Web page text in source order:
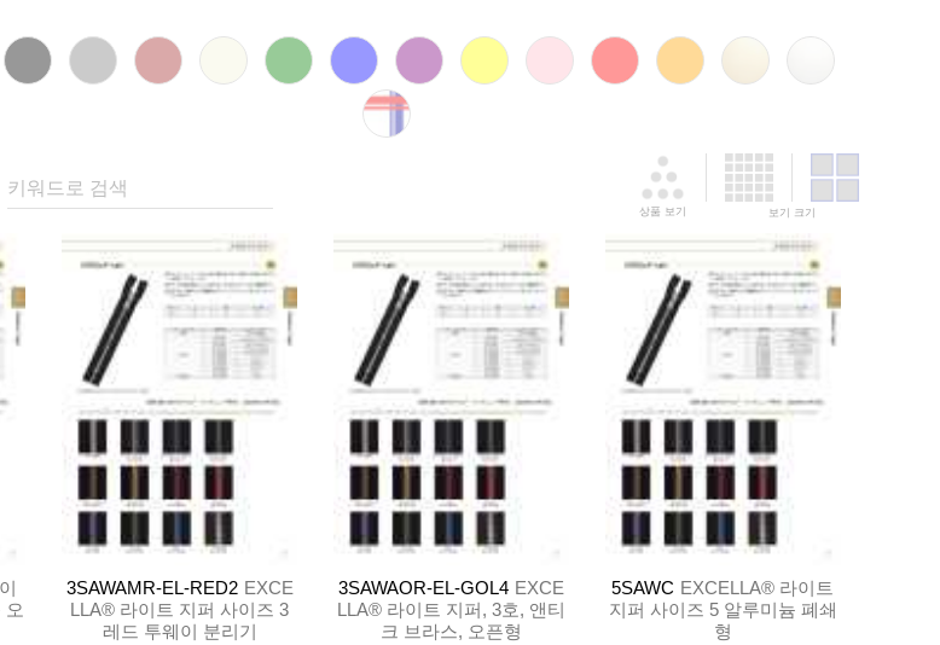
키워드로 검색
상품 보기 보기 크기
오
3SAWAMR-EL-RED2 EXCE
LLA® 라이트 지퍼 사이즈 3
레드 투웨이 분리기
3SAWAOR-EL-GOL4 EXCE
LLA® 라이트 지퍼, 3호, 앤티
크 브라스, 오픈형
5SAWC EXCELLA® 라이트
지퍼 사이즈 5 알루미늄 폐쇄
형